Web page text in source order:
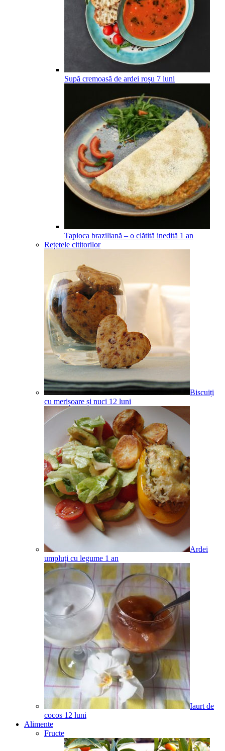
Supă cremoasă de ardei roșu 7 luni
Tapioca braziliană – o clătită inedită 1 an
Rețetele cititorilor
Biscuiți
cu merișoare și nuci 12 luni
Ardei
umpluţi cu legume 1 an
Iaurt de
cocos 12 luni
Alimente
Fructe